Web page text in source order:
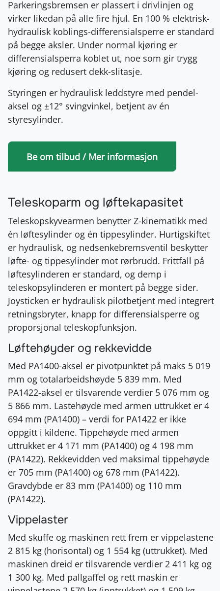
Parkeringsbremsen er plassert i drivlinjen og
virker likedan på alle fire hjul. En 100 % elektrisk-
hydraulisk koblings-differensialsperre er standard
på begge aksler. Under normal kjøring er
differensialsperra koblet ut, noe som gir trygg
kjøring og redusert dekk-slitasje.
Styringen er hydraulisk leddstyre med pendel-
aksel og ±12° svingvinkel, betjent av én
styresylinder.
Be om tilbud / Mer informasjon
Teleskoparm og løftekapasitet
Teleskopskyvearmen benytter Z-kinematikk med
én løftesylinder og én tippesylinder. Hurtigskiftet
er hydraulisk, og nedsenkebremsventil beskytter
løfte- og tippesylinder mot rørbrudd. Frittfall på
løftesylinderen er standard, og demp i
teleskopsylinderen er montert på begge sider.
Joysticken er hydraulisk pilotbetjent med integrert
retningsbryter, knapp for differensialsperre og
proporsjonal teleskopfunksjon.
Løftehøyder og rekkevidde
Med PA1400-aksel er pivotpunktet på maks 5 019
mm og totalarbeidshøyde 5 839 mm. Med
PA1422-aksel er tilsvarende verdier 5 076 mm og
5 866 mm. Lastehøyde med armen uttrukket er 4
694 mm (PA1400) – verdi for PA1422 er ikke
oppgitt i kildene. Tippehøyde med armen
uttrukket er 4 171 mm (PA1400) og 4 198 mm
(PA1422). Rekkevidden ved maksimal tippehøyde
er 705 mm (PA1400) og 678 mm (PA1422).
Gravdybde er 83 mm (PA1400) og 110 mm
(PA1422).
Vippelaster
Med skuffe og maskinen rett frem er vippelastene
2 815 kg (horisontal) og 1 554 kg (uttrukket). Med
maskinen dreid er tilsvarende verdier 2 411 kg og
1 300 kg. Med pallgaffel og rett maskin er